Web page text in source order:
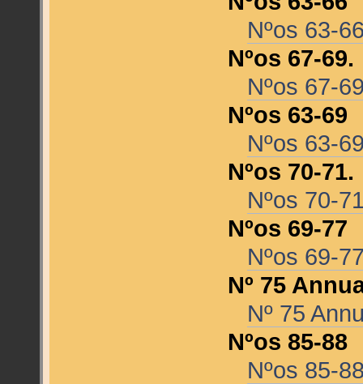
Nºos 63-
Nºos 67-69.
Nºos 67-
Nºos 63-69
Nºos 63-
Nºos 70-71.
Nºos 70-
Nºos 69-77
Nºos 69-
Nº 75
Nº 75
Nºos 85-88
Nºos 85-